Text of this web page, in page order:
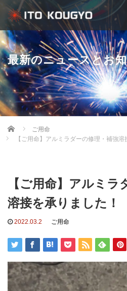
最新のニュースとお
Home
ご用命
【ご用命】アルミラダーの修理・補強溶
【ご用命】アルミラ
溶接を承りました！
2022.03.2 ご用命